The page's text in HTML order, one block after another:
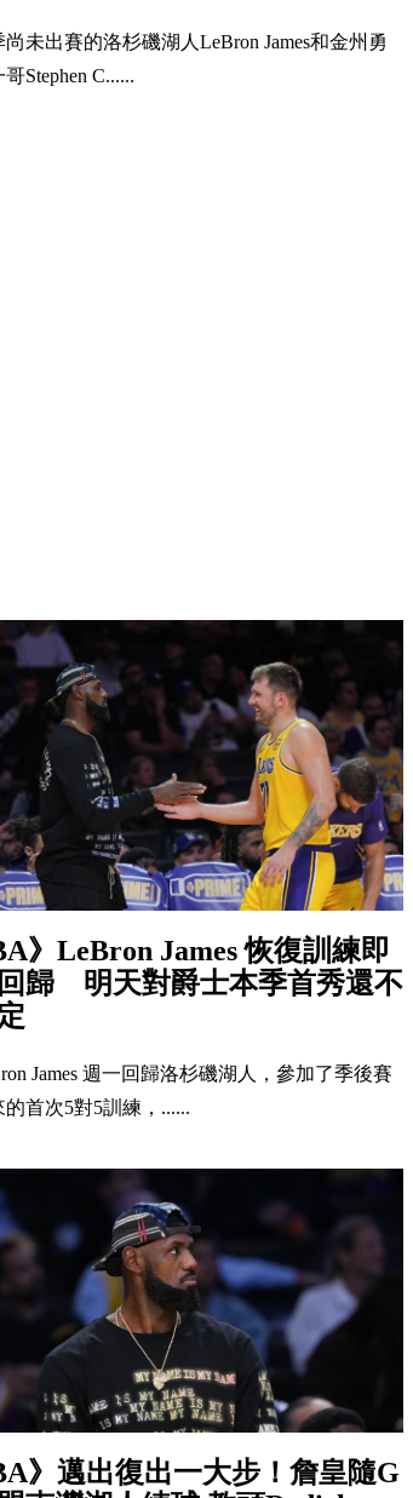
尚未出賽的洛杉磯湖人LeBron James和金州勇
Stephen C......
》LeBron James 恢復訓練即
歸 明天對爵士本季首秀還不
James 週一回歸洛杉磯湖人，參加了季後賽
的首次5對5訓練，......
》邁出復出一大步！詹皇隨G